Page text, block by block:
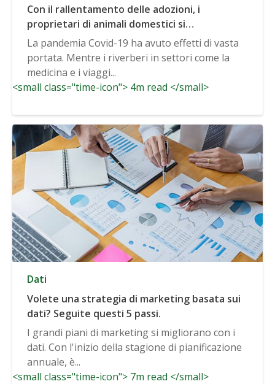
Con il rallentamento delle adozioni, i
proprietari di animali domestici si
concentrano su salute e longevità
La pandemia Covid-19 ha avuto effetti di vasta
portata. Mentre i riverberi in settori come la
medicina e i viaggi...
<small class="time-icon"> 4m read </small>
Dati
Volete una strategia di marketing basata sui
dati? Seguite questi 5 passi.
I grandi piani di marketing si migliorano con i
dati. Con l'inizio della stagione di pianificazione
annuale, è...
<small class="time-icon"> 7m read </small>